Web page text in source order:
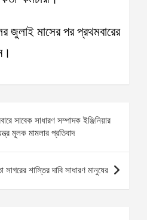
জুলাই মাসের পর প্রথমবারের
সাবেক সাধারণ সম্পাদক ইঞ্জিনিয়ার
মূলক মামলার প্রতিবাদ
শাস্তির দাবি সাধারণ মানুষের